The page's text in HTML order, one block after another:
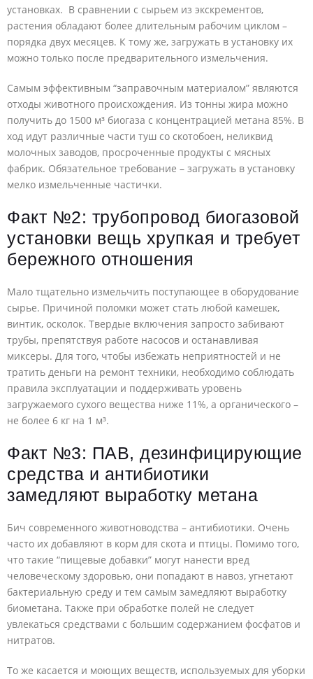
установках. В сравнении с сырьем из экскрементов,
растения обладают более длительным рабочим циклом –
порядка двух месяцев. К тому же, загружать в установку их
можно только после предварительного измельчения.
Самым эффективным “заправочным материалом” являются
отходы животного происхождения. Из тонны жира можно
получить до 1500 м³ биогаза с концентрацией метана 85%. В
ход идут различные части туш со скотобоен, неликвид
молочных заводов, просроченные продукты с мясных
фабрик. Обязательное требование – загружать в установку
мелко измельченные частички.
Факт №2: трубопровод биогазовой
установки вещь хрупкая и требует
бережного отношения
Мало тщательно измельчить поступающее в оборудование
сырье. Причиной поломки может стать любой камешек,
винтик, осколок. Твердые включения запросто забивают
трубы, препятствуя работе насосов и останавливая
миксеры. Для того, чтобы избежать неприятностей и не
тратить деньги на ремонт техники, необходимо соблюдать
правила эксплуатации и поддерживать уровень
загружаемого сухого вещества ниже 11%, а органического –
не более 6 кг на 1 м³.
Факт №3: ПАВ, дезинфицирующие
средства и антибиотики
замедляют выработку метана
Бич современного животноводства – антибиотики. Очень
часто их добавляют в корм для скота и птицы. Помимо того,
что такие “пищевые добавки” могут нанести вред
человеческому здоровью, они попадают в навоз, угнетают
бактериальную среду и тем самым замедляют выработку
биометана. Также при обработке полей не следует
увлекаться средствами с большим содержанием фосфатов и
нитратов.
То же касается и моющих веществ, используемых для уборки